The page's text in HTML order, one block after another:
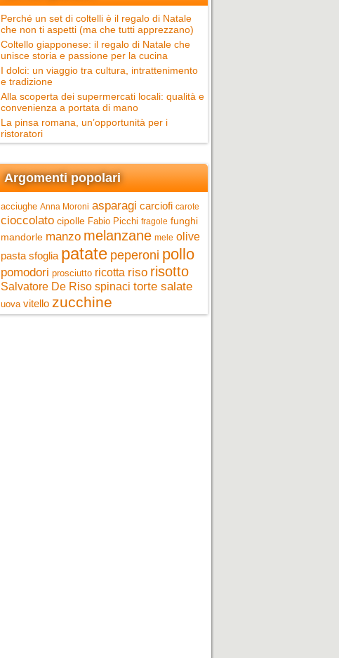
Perché un set di coltelli è il regalo di Natale
che non ti aspetti (ma che tutti apprezzano)
Coltello giapponese: il regalo di Natale che
unisce storia e passione per la cucina
I dolci: un viaggio tra cultura, intrattenimento
e tradizione
Alla scoperta dei supermercati locali: qualità e
convenienza a portata di mano
La pinsa romana, un’opportunità per i
ristoratori
Argomenti popolari
acciughe Anna Moroni asparagi carciofi carote
cioccolato cipolle Fabio Picchi fragole funghi
mandorle manzo melanzane mele olive
pasta sfoglia patate peperoni pollo
pomodori prosciutto ricotta riso risotto
Salvatore De Riso spinaci torte salate
uova vitello zucchine